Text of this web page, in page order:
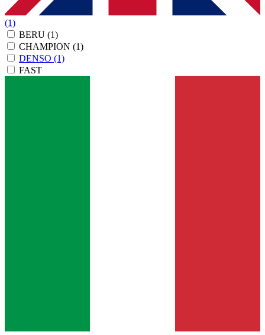
(1)
BERU (1)
CHAMPION (1)
DENSO (1)
FAST